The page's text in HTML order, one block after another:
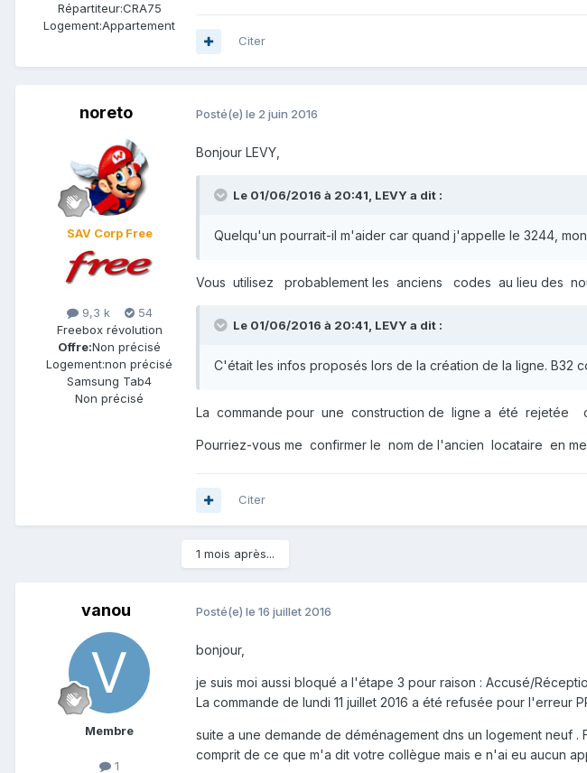
Répartiteur:CRA75
Logement:Appartement
Citer
noreto
SAV Corp Free
9,3 k
54
Freebox révolution
Offre:Non précisé
Logement:non précisé
Samsung Tab4
Non précisé
Posté(e) le 2 juin 2016
Bonjour LEVY,
Le 01/06/2016 à 20:41, LEVY a dit :
Quelqu'un pourrait-il m'aider car quand j'appelle le 3244,
Vous utilisez probablement les anciens codes au lieu des
Le 01/06/2016 à 20:41, LEVY a dit :
C'était les infos proposés lors de la création de la ligne. B32
La commande pour une construction de ligne a été rejetée
Pourriez-vous me confirmer le nom de l'ancien locataire en
Citer
1 mois après...
vanou
Membre
1
Posté(e) le 16 juillet 2016
bonjour,
je suis moi aussi bloqué a l'étape 3 pour raison : Accusé/
La commande de lundi 11 juillet 2016 a été refusée pour
suite a une demande de déménagement dns un logement neuf
comprit de ce que m'a dit votre collègue mais e n'ai eu aucun